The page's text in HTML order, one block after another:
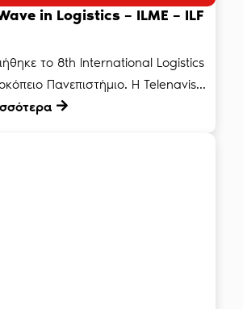
in Logistics – ILME – ILF
το 8th International Logistics
Πανεπιστήμιο. Η Telenavis...